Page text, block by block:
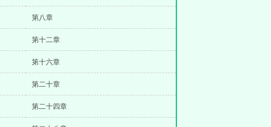
第八章
第十二章
第十六章
第二十章
第二十四章